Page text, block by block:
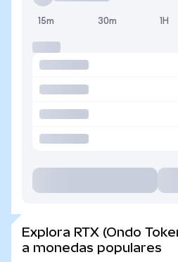
15m 30m 1H
Explora RTX (Ondo
a monedas populares